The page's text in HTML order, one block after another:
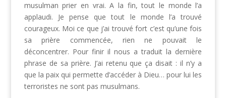
musulman prier en vrai. A la fin, tout le monde l’a
applaudi. Je pense que tout le monde l’a trouvé
courageux. Moi ce que j’ai trouvé fort c’est qu’une fois
sa prière commencée, rien ne pouvait le
déconcentrer. Pour finir il nous a traduit la dernière
phrase de sa prière. J’ai retenu que ça disait : il n’y a
que la paix qui permette d’accéder à Dieu… pour lui les
terroristes ne sont pas musulmans.